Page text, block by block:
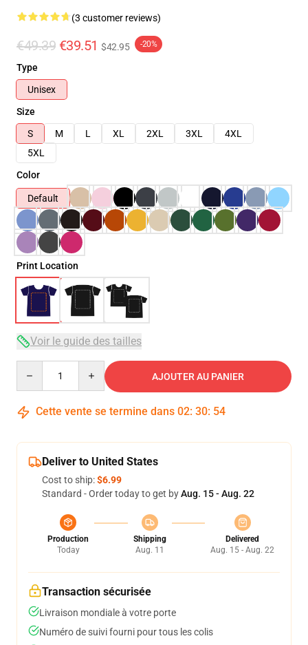
(3 customer reviews)
€49.39 €39.51 $42.95 -20%
Type
Unisex
Size
S
M L XL 2XL 3XL
4XL
5XL
Color
Default
Print Location
Voir le guide des tailles
AJOUTER AU PANIER
Cette vente se termine dans 02: 30: 54
Deliver to United States
Cost to ship:$6.99
Standard - Order today to get byAug. 15 - Aug. 22
Production
Today
Shipping
Aug. 11
Delivered
Aug. 15 - Aug. 22
Transaction sécurisée
Livraison mondiale à votre porte
Numéro de suivi fourni pour tous les colis